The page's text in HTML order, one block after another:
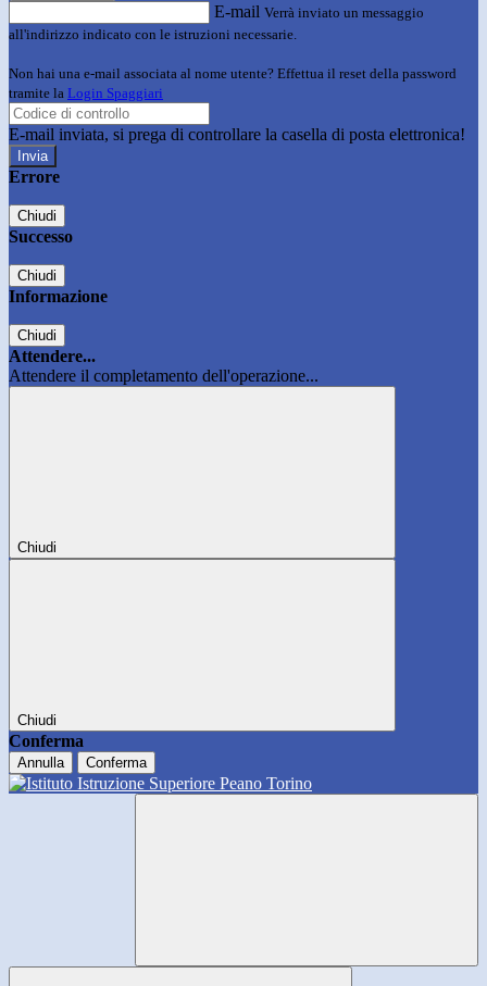
E-mail Verrà inviato un messaggio
all'indirizzo indicato con le istruzioni necessarie.
Non hai una e-mail associata al nome utente? Effettua il reset della password
tramite la Login Spaggiari
E-mail inviata, si prega di controllare la casella di posta elettronica!
Errore
Chiudi
Successo
Chiudi
Informazione
Chiudi
Attendere...
Attendere il completamento dell'operazione...
Chiudi
Chiudi
Conferma
Annulla Conferma